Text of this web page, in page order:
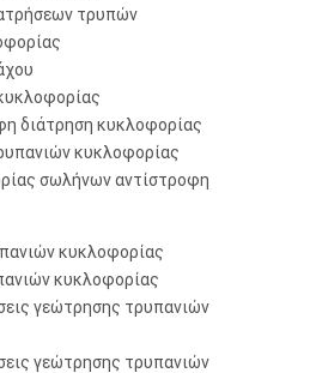
τρυπών
διάτρηση κυκλοφορίας
κυκλοφορίας
σωλήνων αντίστροφη
κυκλοφορίας
κυκλοφορίας
γεώτρησης τρυπανιών
γεώτρησης τρυπανιών